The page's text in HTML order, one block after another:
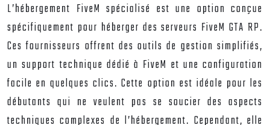
L’hébergement FiveM spécialisé est une option conçue
spécifiquement pour héberger des serveurs FiveM GTA RP.
Ces fournisseurs offrent des outils de gestion simplifiés,
un support technique dédié à FiveM et une configuration
facile en quelques clics. Cette option est idéale pour les
débutants qui ne veulent pas se soucier des aspects
techniques complexes de l’hébergement. Cependant, elle